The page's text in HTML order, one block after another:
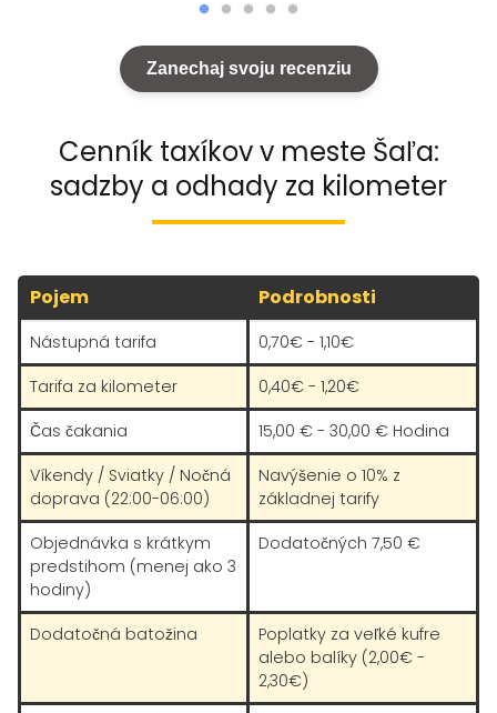
Zanechaj svoju recenziu
Cenník taxíkov v meste Šaľa:
sadzby a odhady za kilometer
Pojem Podrobnosti
Nástupná tarifa
0,70€ - 1,10€
Tarifa za kilometer
0,40€ - 1,20€
Čas čakania
15,00 € - 30,00 € Hodina
Víkendy / Sviatky / Nočná
doprava (22:00-06:00)
Navýšenie o 10% z
základnej tarify
Objednávka s krátkym
predstihom (menej ako 3
hodiny)
Dodatočných 7,50 €
Dodatočná batožina
Poplatky za veľké kufre
alebo balíky (2,00€ -
2,30€)